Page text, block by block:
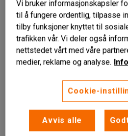
Ekstra høy lastekapasitet
Luftgummihjul
Vi bruker informasjonskapsler
til å fungere ordentlig, tilpasse
tilby funksjoner knyttet til
trafikken vår. Vi deler også
nettstedet vårt med våre
medier, reklame og analyse.
Cookie-
Avvis alle